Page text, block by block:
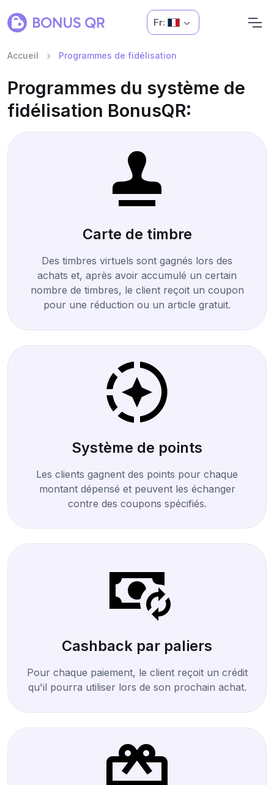
Fr:
Accueil Programmes de fidélisation
Programmes du système de
fidélisation BonusQR:
Carte de timbre
Des timbres virtuels sont gagnés lors des
achats et, après avoir accumulé un certain
nombre de timbres, le client reçoit un coupon
pour une réduction ou un article gratuit.
Système de points
Les clients gagnent des points pour chaque
montant dépensé et peuvent les échanger
contre des coupons spécifiés.
Cashback par paliers
Pour chaque paiement, le client reçoit un crédit
qu'il pourra utiliser lors de son prochain achat.